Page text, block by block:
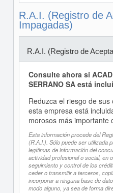
R.A.I. (Registro de
Impagadas)
R.A.I. (Registro de
Consulte ahora si
SERRANO SA está
Reduzca el riesgo de
esta empresa está
morosos más importante
Esta información procede del
(R.A.I.). Sólo puede ser utilizada
legítimas de información del
actividad profesional o social, en
seguimiento y control de los
ceder o transmitir a terceros,
incorporar a ninguna base de
modo alguno, ya sea de forma